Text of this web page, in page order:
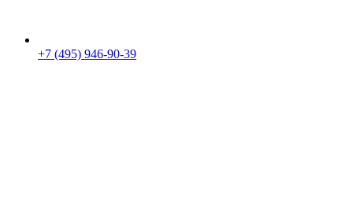
+7 (495) 946-90-39